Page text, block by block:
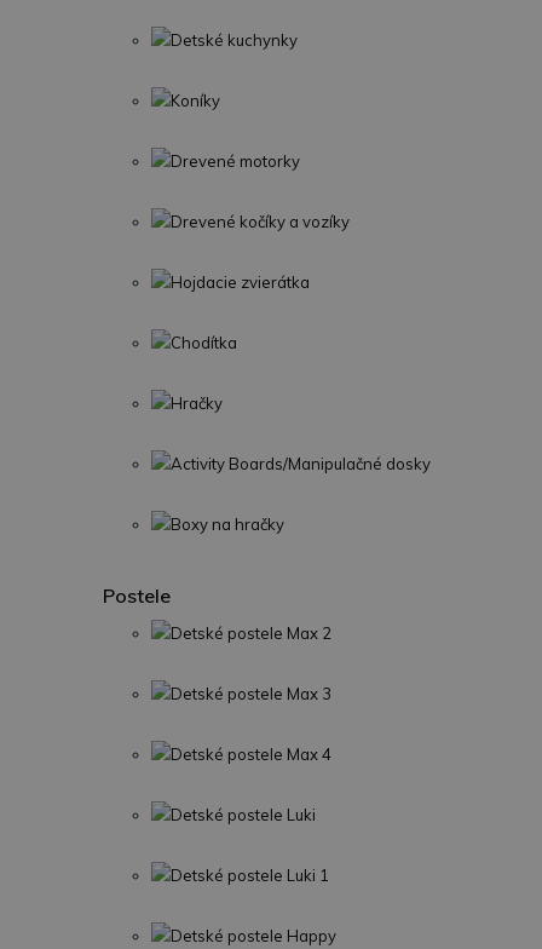
Detské kuchynky
Koníky
Drevené motorky
Drevené kočíky a vozíky
Hojdacie zvierátka
Chodítka
Hračky
Activity Boards/Manipulačné dosky
Boxy na hračky
Postele
Detské postele Max 2
Detské postele Max 3
Detské postele Max 4
Detské postele Luki
Detské postele Luki 1
Detské postele Happy